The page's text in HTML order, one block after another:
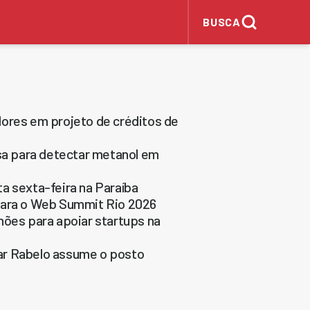
BUSCA
em projeto de créditos de
para detectar metanol em
sexta-feira na Paraíba
o Web Summit Rio 2026
para apoiar startups na
Rabelo assume o posto